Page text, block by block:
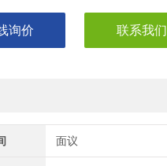
询价 联系我们
面议